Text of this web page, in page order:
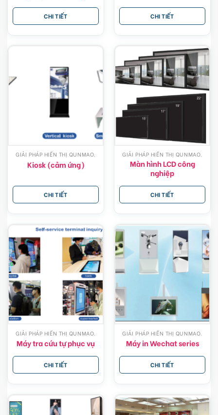
CHI TIẾT CHI TIẾT
GIẢI PHÁP HIỂN THỊ QUNMAO.
Kiosk (cảm ứng)
CHI TIẾT
GIẢI PHÁP HIỂN THỊ QUNMAO.
Màn hình LCD công
nghiệp
CHI TIẾT
GIẢI PHÁP HIỂN THỊ QUNMAO.
Máy tra cứu tự phục vụ
CHI TIẾT
GIẢI PHÁP HIỂN THỊ QUNMAO.
Máy in Wechat series
CHI TIẾT